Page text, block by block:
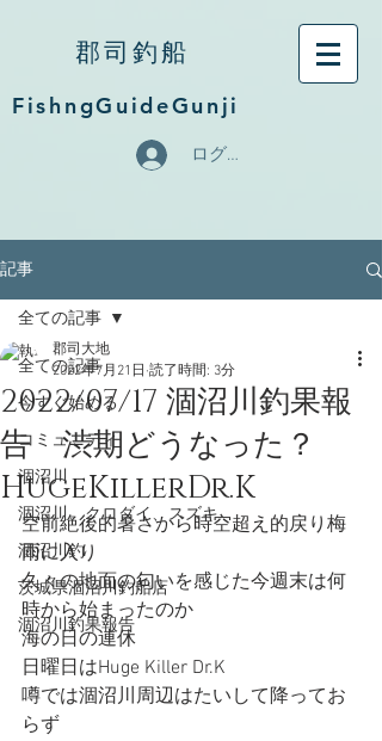
郡司釣船
FishngGuideGunji
ログイン
記事
全ての記事
今すぐ始める
コミュニティ
涸沼川
涸沼川、クロダイ、スズキ
涸沼川釣
茨城県涸沼川釣船店
涸沼川釣果報告
全ての記事
2022/07/17 涸沼川釣果報
告 渋期どうなった？
HugeKillerDr.K
郡司大地
2022年7月21日 読了時間: 3分
空前絶後的暑さから時空超え的戻り梅
雨に入り
久々の地面の匂いを感じた今週末は何
時から始まったのか
海の日の連休
日曜日はHuge Killer Dr.K
噂では涸沼川周辺はたいして降ってお
らず